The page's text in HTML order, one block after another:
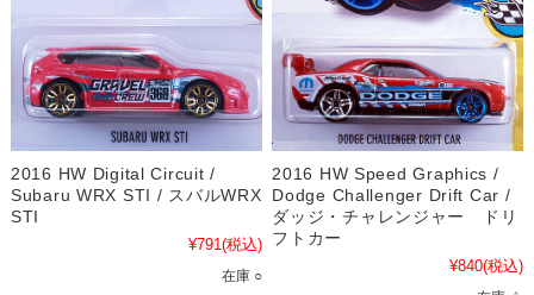
2016 HW Digital Circuit /
Subaru WRX STI / スバルWRX
STI
¥791(税込)
在庫 ○
2016 HW Speed Graphics /
Dodge Challenger Drift Car /
ダッジ・チャレンジャー ドリ
フトカー
¥840(税込)